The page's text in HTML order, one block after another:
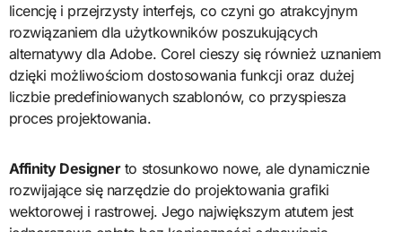
licencję i przejrzysty interfejs, co czyni go atrakcyjnym
rozwiązaniem dla użytkowników poszukujących
alternatywy dla Adobe. Corel cieszy się również uznaniem
dzięki możliwościom dostosowania funkcji oraz dużej
liczbie predefiniowanych szablonów, co przyspiesza
proces projektowania.
Affinity Designerto stosunkowo nowe, ale dynamicznie
rozwijające się narzędzie do projektowania grafiki
wektorowej i rastrowej. Jego największym atutem jest